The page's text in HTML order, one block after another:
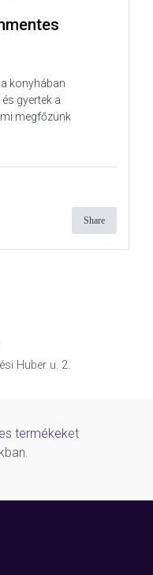
konyhában
gyertek a
megfőzünk
Share
Huber u. 2.
termékeket